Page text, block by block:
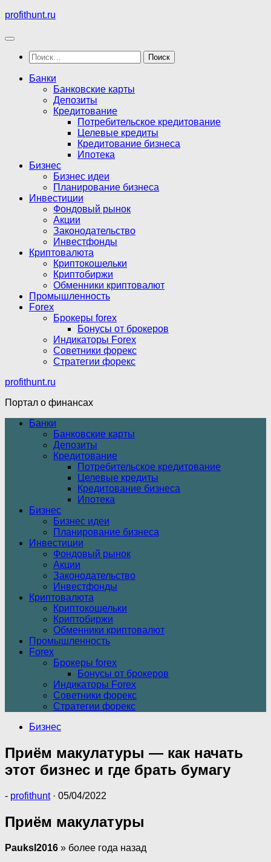
Перейти
содержимому
profithunt.ru
Найти:
Банки
Банковские карты
Депозиты
Кредитование
Потребительское кредитование
Целевые кредиты
Кредитование бизнеса
Ипотека
Бизнес
Бизнес идеи
Планирование бизнеса
Инвестиции
Фондовый рынок
Акции
Законодательство
Инвестфонды
Криптовалюта
Криптокошельки
Криптобиржи
Обменники криптовалют
Промышленность
Forex
Брокеры forex
Бонусы от брокеров
Индикаторы Forex
Советники форекс
Стратегии форекс
profithunt.ru
Портал о финансах
Банки
Банковские карты
Депозиты
Кредитование
Потребительское кредитование
Целевые кредиты
Кредитование бизнеса
Ипотека
Бизнес
Бизнес идеи
Планирование бизнеса
Инвестиции
Фондовый рынок
Акции
Законодательство
Инвестфонды
Криптовалюта
Криптокошельки
Криптобиржи
Обменники криптовалют
Промышленность
Forex
Брокеры forex
Бонусы от брокеров
Индикаторы Forex
Советники форекс
Стратегии форекс
Бизнес
Приём макулатуры — как начать
этот бизнес и где брать бумагу
- profithunt · 05/04/2022
Приём макулатуры
Pauksl2016 » более года назад